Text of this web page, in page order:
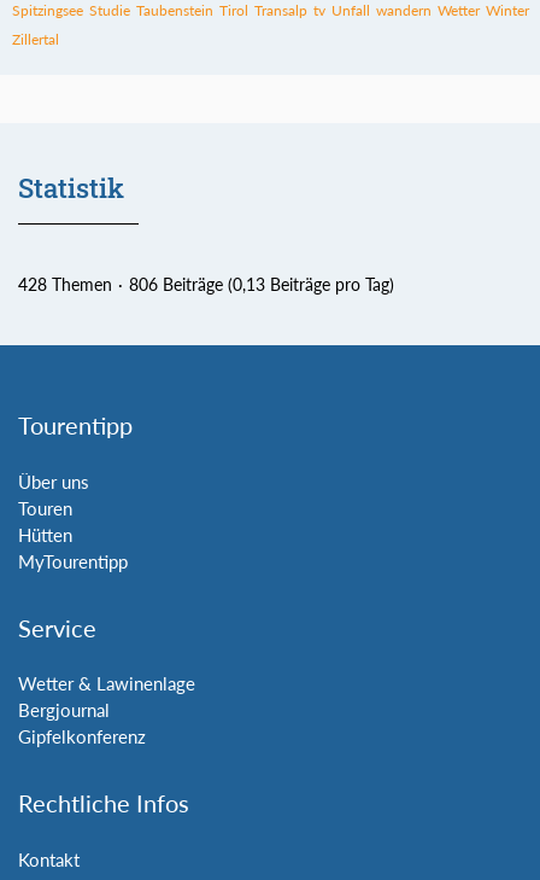
Spitzingsee Studie Taubenstein Tirol Transalp tv Unfall wandern Wetter Winter
Zillertal
Statistik
428 Themen 806 Beiträge (0,13 Beiträge pro Tag)
Tourentipp
Über uns
Touren
Hütten
MyTourentipp
Service
Wetter & Lawinenlage
Bergjournal
Gipfelkonferenz
Rechtliche Infos
Kontakt